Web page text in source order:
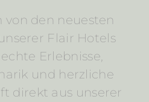
von den neuesten
Flair Hotels
Erlebnisse,
und herzliche
direkt aus unserer